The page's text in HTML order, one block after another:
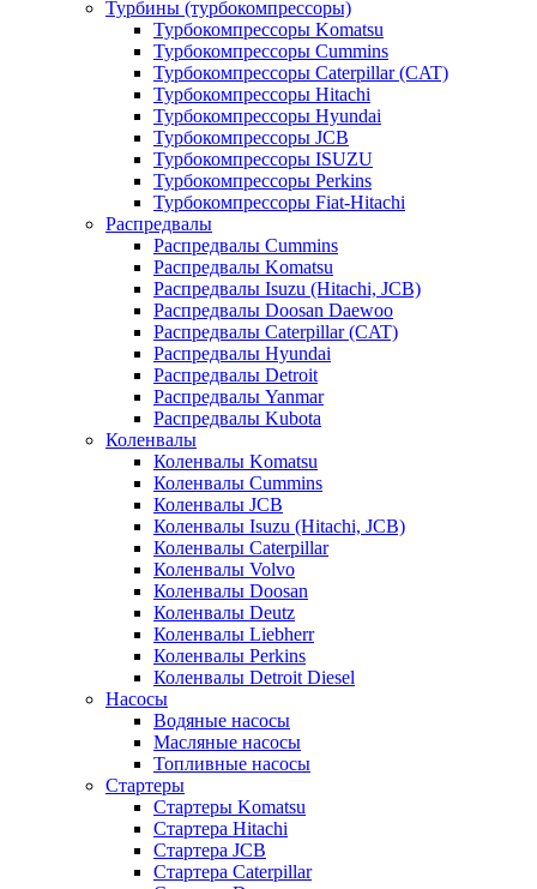
Турбины (турбокомпрессоры)
Турбокомпрессоры Komatsu
Турбокомпрессоры Cummins
Турбокомпрессоры Caterpillar (CAT)
Турбокомпрессоры Hitachi
Турбокомпрессоры Hyundai
Турбокомпрессоры JCB
Турбокомпрессоры ISUZU
Турбокомпрессоры Perkins
Турбокомпрессоры Fiat-Hitachi
Распредвалы
Распредвалы Cummins
Распредвалы Komatsu
Распредвалы Isuzu (Hitachi, JCB)
Распредвалы Doosan Daewoo
Распредвалы Caterpillar (CAT)
Распредвалы Hyundai
Распредвалы Detroit
Распредвалы Yanmar
Распредвалы Kubota
Коленвалы
Коленвалы Komatsu
Коленвалы Cummins
Коленвалы JCB
Коленвалы Isuzu (Hitachi, JCB)
Коленвалы Caterpillar
Коленвалы Volvo
Коленвалы Doosan
Коленвалы Deutz
Коленвалы Liebherr
Коленвалы Perkins
Коленвалы Detroit Diesel
Насосы
Водяные насосы
Масляные насосы
Топливные насосы
Стартеры
Стартеры Komatsu
Стартера Hitachi
Стартера JCB
Стартера Caterpillar